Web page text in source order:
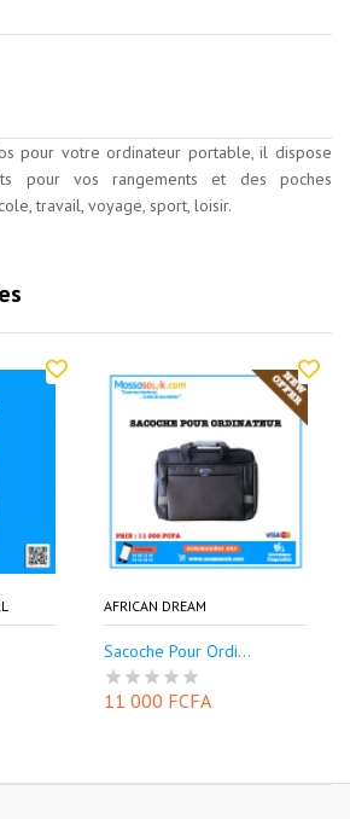
pour votre ordinateur portable, il dispose
pour vos rangements et des poches
travail, voyage, sport, loisir.
AFRICAN DREAM
Sacoche Pour Ordi...
11 000 FCFA